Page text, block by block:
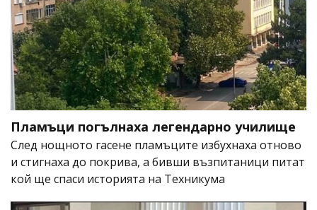
Пламъци погълнаха легендарно училище
След нощното гасене пламъците избухнаха отново
и стигнаха до покрива, а бивши възпитаници питат
кой ще спаси историята на Техникума